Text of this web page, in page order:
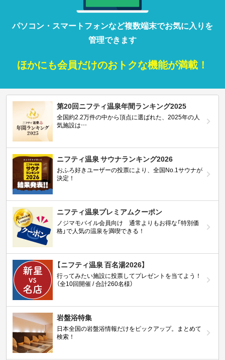
パソコン・ スマートフォンなど複数端末でお気に入りを
管理できます
ほかにも会員だけのおトクな機能が満載！
第20回ニフティ温泉年間ランキング2025
全国約2.2万件の中から頂点に選ばれた、2025年の人
気施設は…
ニフティ温泉 サウナランキング2026
おふろ好きユーザーの投票により、全国No.1サウナが
決定！
ニフティ温泉プレミアムクーポン
ノジマモバイル会員向け 通常よりもお得な「特別価
格」で人気の温泉を満喫できる！
【ニフティ温泉 百名湯2026】
行ってみたい施設に投票してプレゼントを当てよう！
（全10回開催 / 合計260名様）
岩盤浴特集
日本全国の岩盤浴情報だけをピックアップ。まとめて
検索！